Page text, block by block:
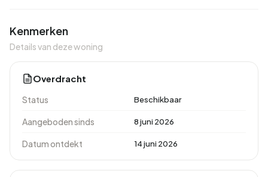
Kenmerken
Details van deze woning
Overdracht
Status Beschikbaar
Aangeboden sinds 8 juni 2026
Datum ontdekt 14 juni 2026